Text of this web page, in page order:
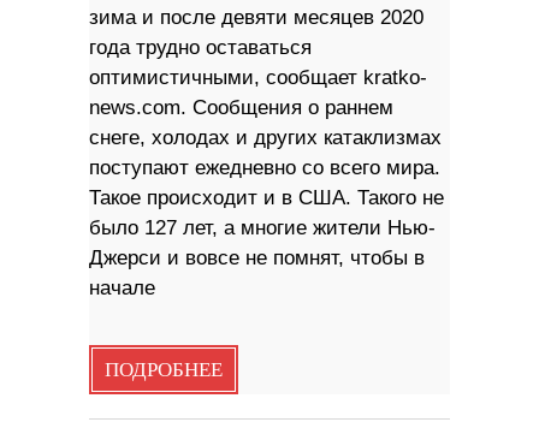
зима и после девяти месяцев 2020
года трудно оставаться
оптимистичными, сообщает kratko-
news.com. Сообщения о раннем
снеге, холодах и других катаклизмах
поступают ежедневно со всего мира.
Такое происходит и в США. Такого не
было 127 лет, а многие жители Нью-
Джерси и вовсе не помнят, чтобы в
начале
ПОДРОБНЕЕ